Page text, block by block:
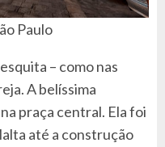
Paulo
– como nas
A belíssima
praça central. Ela foi
até a construção